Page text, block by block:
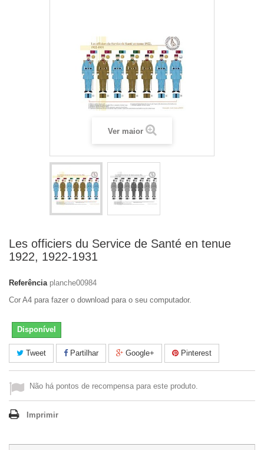
Ver maior
Les officiers du Service de Santé en tenue
1922, 1922-1931
Referência planche00984
Cor A4 para fazer o download para o seu computador.
Disponível
Tweet Partilhar Google+ Pinterest
Não há pontos de recompensa para este produto.
Imprimir